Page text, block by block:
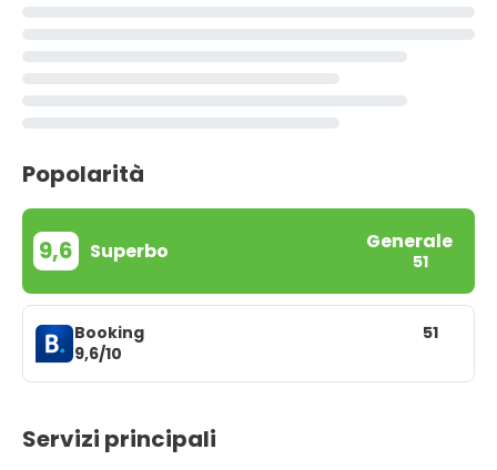
Popolarità
9,6 Superbo Generale
51
Booking
9,6/10
51
Servizi principali